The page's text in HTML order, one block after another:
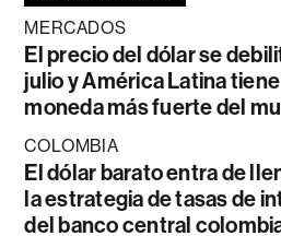
MERCADOS
El precio del dólar se
julio y América Latina
moneda más fuerte del
COLOMBIA
El dólar barato entra de
la estrategia de tasas de
del banco central